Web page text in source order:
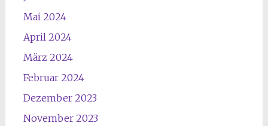
Mai 2024
April 2024
März 2024
Februar 2024
Dezember 2023
November 2023